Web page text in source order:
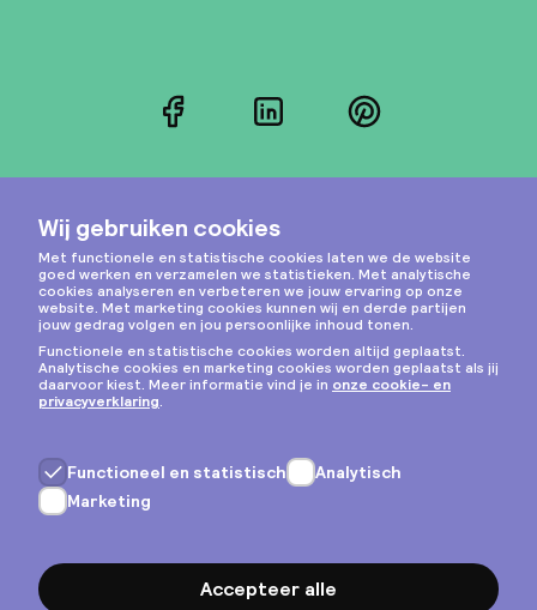
FacebookLinkedInPinterest
Instagram
Privacy & cookies
Algemene voorwaarden